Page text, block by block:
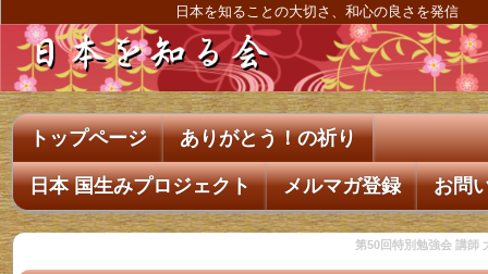
日本を知ることの大切さ、和心の良さを発信
トップページ ありがとう！の祈り
日本 国生みプロジェクト メルマガ登録 お問
第50回特別勉強会 講師